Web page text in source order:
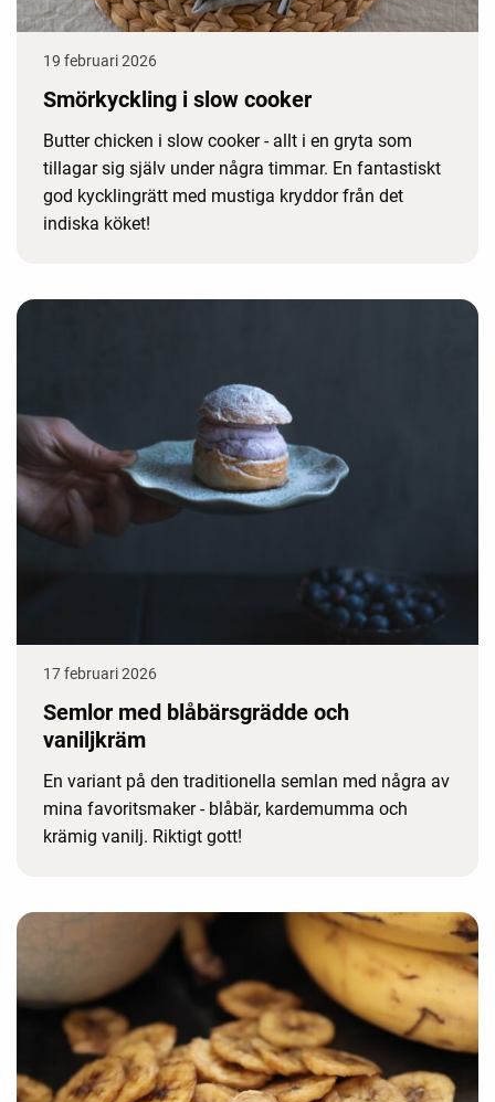
19 februari 2026
Smörkyckling i slow cooker
Butter chicken i slow cooker - allt i en gryta som
tillagar sig själv under några timmar. En fantastiskt
god kycklingrätt med mustiga kryddor från det
indiska köket!
17 februari 2026
Semlor med blåbärsgrädde och
vaniljkräm
En variant på den traditionella semlan med några av
mina favoritsmaker - blåbär, kardemumma och
krämig vanilj. Riktigt gott!